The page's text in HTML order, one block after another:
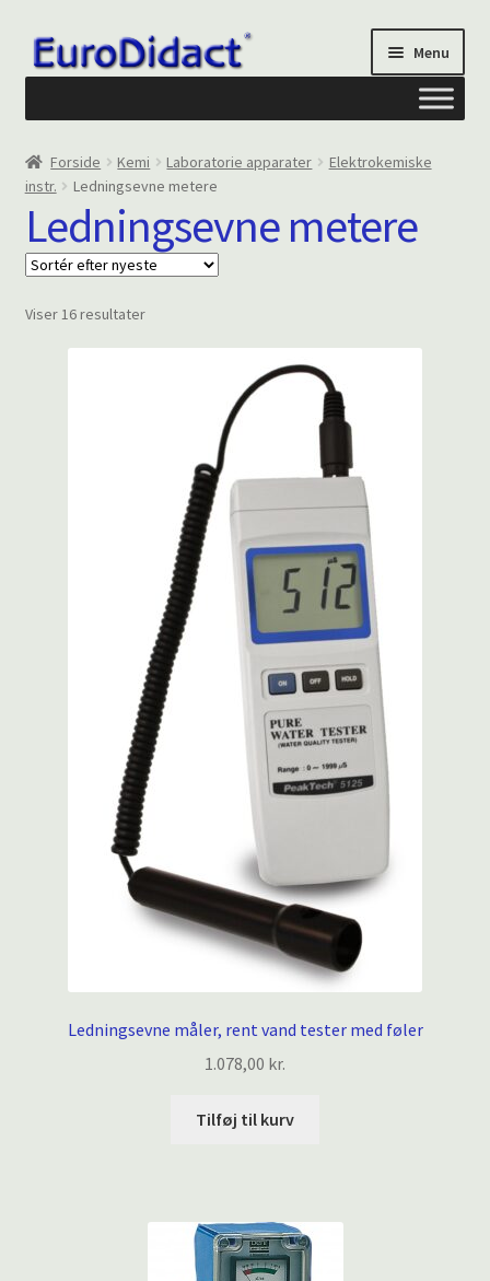
Spring
til
Spring
til
Menu
Om os
Privatliv og cookies
Kontakt formular
Din Konto
Forside Kemi Laboratorie apparater
Elektrokemiske
instr.
Ledningsevne metere
Ledningsevne metere
Viser 16 resultaterSorteret
Ledningsevne måler, rent vand tester med føler
1.078,00 kr.
Tilføj til kurv